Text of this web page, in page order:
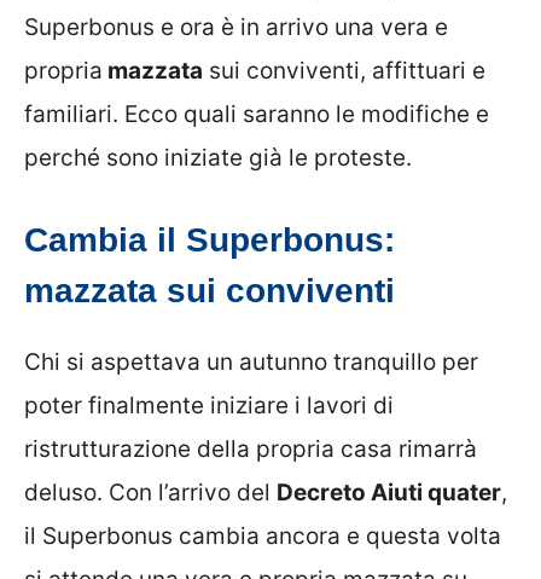
Superbonus e ora è in arrivo una vera e
propria mazzata sui conviventi, affittuari e
familiari. Ecco quali saranno le modifiche e
perché sono iniziate già le proteste.
Cambia il Superbonus:
mazzata sui conviventi
Chi si aspettava un autunno tranquillo per
poter finalmente iniziare i lavori di
ristrutturazione della propria casa rimarrà
deluso. Con l’arrivo del Decreto Aiuti quater,
il Superbonus cambia ancora e questa volta